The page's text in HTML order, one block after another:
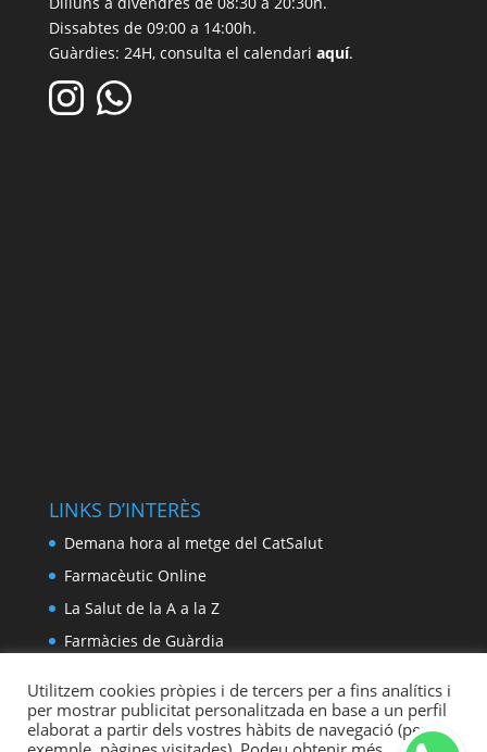
Dissabtes de 09:00 a 14:00h.
Guàrdies: 24H, consulta el calendari aquí.
LINKS D’INTERÈS
Demana hora al metge del CatSalut
Farmacèutic Online
La Salut de la A a la Z
Farmàcies de Guàrdia
Utilitzem cookies pròpies i de tercers per a fins analítics i
per mostrar publicitat personalitzada en base a un perfil
elaborat a partir dels vostres hàbits de navegació (per